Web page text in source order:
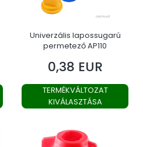
Univerzális lapossugarú
permetező AP110
Ár
0,38 EUR
TERMÉKVÁLTOZAT
KIVÁLASZTÁSA